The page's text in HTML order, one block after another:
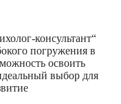
консультант“
погружения в
освоить
выбор для